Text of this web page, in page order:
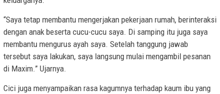
“Saya tetap membantu mengerjakan pekerjaan rumah, berinteraksi
dengan anak beserta cucu-cucu saya. Di samping itu juga saya
membantu mengurus ayah saya. Setelah tanggung jawab
tersebut saya lakukan, saya langsung mulai mengambil pesanan
di Maxim.” Ujarnya.
Cici juga menyampaikan rasa kagumnya terhadap kaum ibu yang